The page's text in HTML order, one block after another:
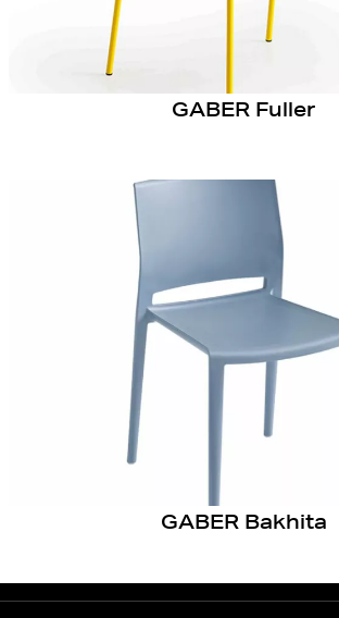
GABER Fuller
GABER Bakhita